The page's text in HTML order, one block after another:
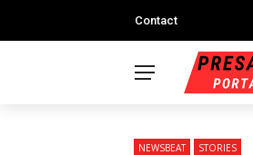
Contact
NEWSBEAT STORIES